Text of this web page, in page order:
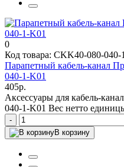
0
Код товара: CKK40-080-040-
Парапетный кабель-канал
040-1-K01
405р.
Аксессуары для кабель-
040-1-K01 Вес нетто
-
В корзину